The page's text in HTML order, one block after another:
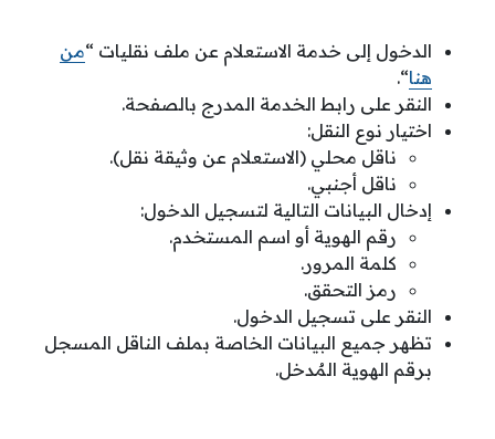
الدخول إلى خدمة الاستعلام عن ملف نقليات “من
هنا“.
النقر على رابط الخدمة المدرج بالصفحة.
اختيار نوع النقل:
ناقل محلي (الاستعلام عن وثيقة نقل).
ناقل أجنبي.
إدخال البيانات التالية لتسجيل الدخول:
رقم الهوية أو اسم المستخدم.
كلمة المرور.
رمز التحقق.
النقر على تسجيل الدخول.
تظهر جميع البيانات الخاصة بملف الناقل المسجل
برقم الهوية المٌدخل.